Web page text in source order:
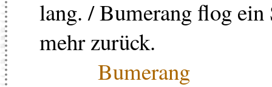
lang. / Bumerang flog
mehr zurück.
Bumerang